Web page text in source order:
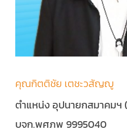
คุณกิตติชัย เตชะวสัญญู
ตำแหน่ง อุปนายกสมาคมฯ
บจก.พศภพ 9995040